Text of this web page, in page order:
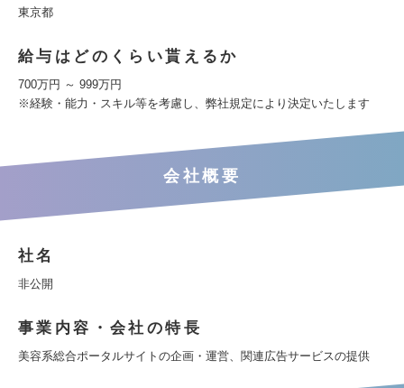
東京都
給与はどのくらい貰えるか
700万円 ～ 999万円
※経験・能力・スキル等を考慮し、弊社規定により決定いたします
会社概要
社名
非公開
事業内容・会社の特長
美容系総合ポータルサイトの企画・運営、関連広告サービスの提供